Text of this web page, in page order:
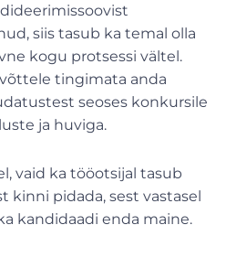
siis tasub ka temal olla
kogu protsessi vältel.
tingimata anda
seoses konkursile
ja huviga.
vaid ka tööotsijal tasub
kinni pidada, sest vastasel
kandidaadi enda maine.